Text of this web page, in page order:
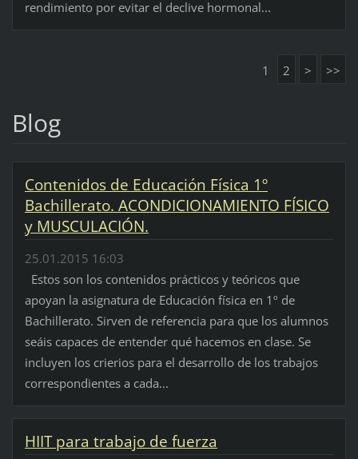
rendimiento por evitar el declive hormonal...
1 2 > >>
Blog
Contenidos de Educación Física 1º
Bachillerato. ACONDICIONAMIENTO FÍSICO
y MUSCULACIÓN.
25.01.2015 16:03
Estos son los contenidos prácticos y teóricos que
apoyan la asignatura de Educación física en 1º de
Bachillerato. Sirven de referencia para que los alumnos
seáis capaces de entender qué hacemos en clase. Se
incluyen los crierios para el desarrollo de los trabajos
correspondientes a cada...
HIIT para trabajo de fuerza